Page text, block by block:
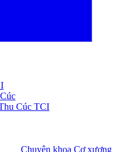
Cúc TCI
Chuyên khoa Cơ